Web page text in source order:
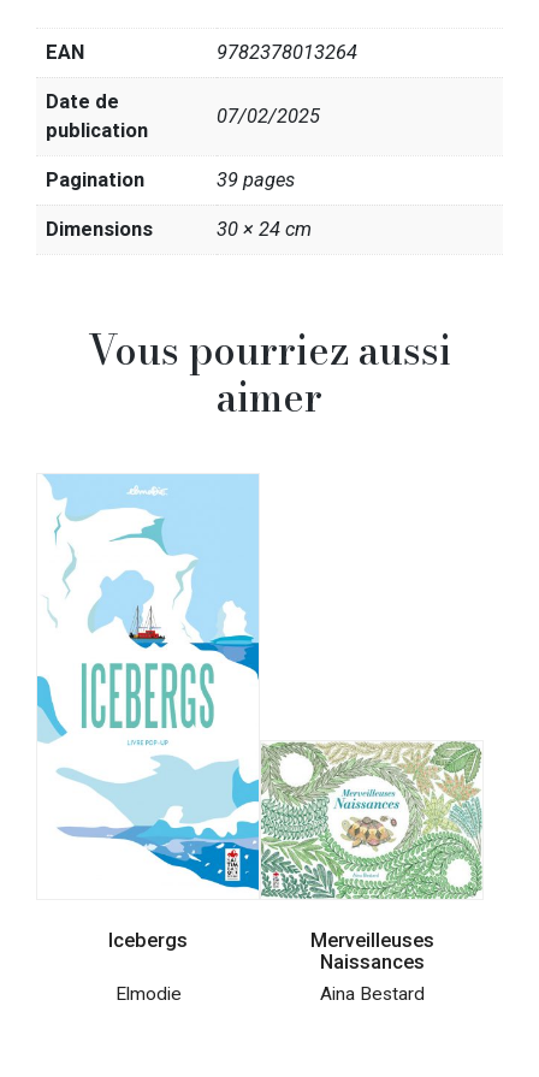
EAN 9782378013264
Date de
publication
07/02/2025
Pagination 39 pages
Dimensions 30 × 24 cm
Vous pourriez aussi
aimer
Icebergs
Elmodie
Merveilleuses
Naissances
Aina Bestard